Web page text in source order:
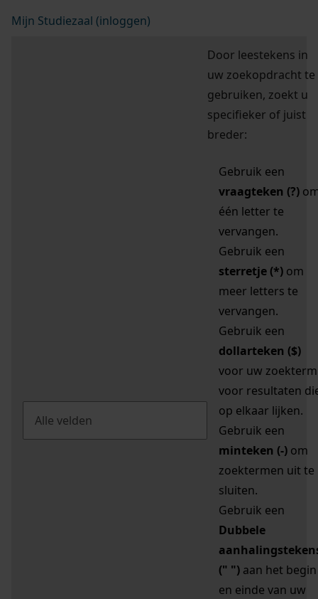
Mijn Studiezaal (inloggen)
Door leestekens in
uw zoekopdracht te
gebruiken, zoekt u
specifieker of juist
breder:
Gebruik een
vraagteken (?)
één letter te
vervangen.
Gebruik een
sterretje (*) om
meer letters te
vervangen.
Gebruik een
dollarteken ($)
voor uw zoekterm
voor resultaten
op elkaar lijken.
Gebruik een
minteken (-) om
zoektermen uit te
sluiten.
Gebruik een
Dubbele
(" ") aan het begin
en einde van uw